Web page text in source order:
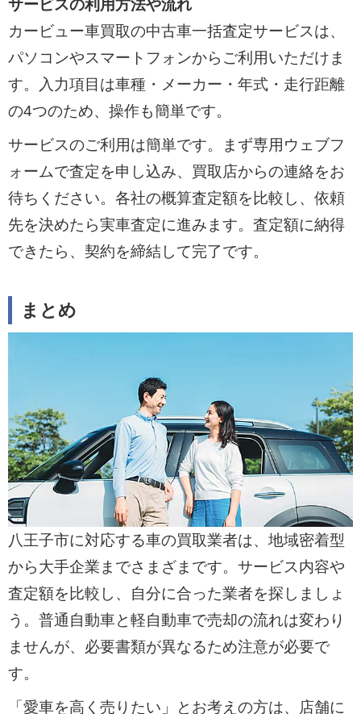
サービスの利用方法や流れ
カービュー車買取の中古車一括査定サービスは、
パソコンやスマートフォンからご利用いただけま
す。入力項目は車種・メーカー・年式・走行距離
の4つのため、操作も簡単です。
サービスのご利用は簡単です。まず専用ウェブフ
ォームで査定を申し込み、買取店からの連絡をお
待ちください。各社の概算査定額を比較し、依頼
先を決めたら実車査定に進みます。査定額に納得
できたら、契約を締結して完了です。
まとめ
八王子市に対応する車の買取業者は、地域密着型
から大手企業までさまざまです。サービス内容や
査定額を比較し、自分に合った業者を探しましょ
う。普通自動車と軽自動車で売却の流れは変わり
ませんが、必要書類が異なるため注意が必要で
す。
「愛車を高く売りたい」とお考えの方は、店舗に